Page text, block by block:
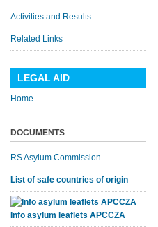
Activities and Results
Related Links
LEGAL AID
Home
DOCUMENTS
RS Asylum Commission
List of safe countries of origin
Info asylum leaflets APCCZA